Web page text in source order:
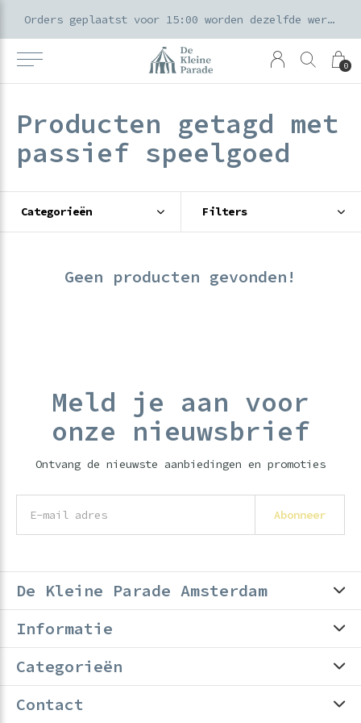
0
Orders geplaatst voor 15:00 worden dezelfde werkdag verzonden
Producten getagd met
passief speelgoed
Categorieën Filters
Geen producten gevonden!
Meld je aan voor
onze nieuwsbrief
Ontvang de nieuwste aanbiedingen en promoties
Abonneer
De Kleine Parade Amsterdam
Informatie
Categorieën
Contact